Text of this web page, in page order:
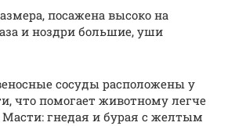
посажена высоко на
и ноздри большие, уши
сосуды расположены у
что помогает животному легче
Масти: гнедая и бурая с желтым